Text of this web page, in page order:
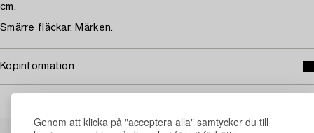
Genom att klicka på "acceptera alla" samtycker du till
cm.
Smärre fläckar. Märken.
Köpinformation
Andra har även tittat på